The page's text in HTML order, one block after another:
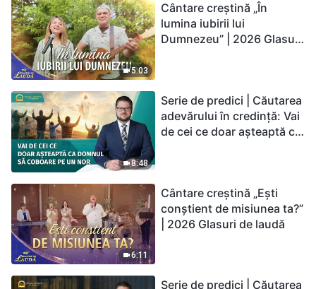
5:03
Cântare creștină „În
lumina iubirii lui
Dumnezeu” | 2026 Glasuri
8:48
Serie de predici | Căutarea
adevărului în credință: Vai
de cei ce doar așteaptă ca
6:11
Cântare creștină „Ești
conștient de misiunea ta?”
| 2026 Glasuri de laudă
Serie de predici | Căutarea